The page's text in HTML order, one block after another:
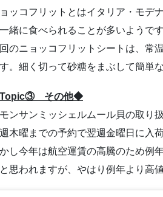
ッコフリットとはイタリア・モデ
緒に食べられることが多いようです
のニョッコフリットシートは、常
。細く切って砂糖をまぶして簡単
その他◆
モンサンミッシェルムール貝の取り
木曜までの予約で翌週金曜日に入
し今年は航空運賃の高騰のため例
思われますが、やはり例年より高